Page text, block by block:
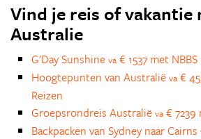
Vind je reis of vakantie
Australie
G'Day Sunshine va € 1537 met
Hoogtepunten van Australië va €
Reizen
Groepsrondreis Australië va € 7239
Backpacken van Sydney naar Cairns